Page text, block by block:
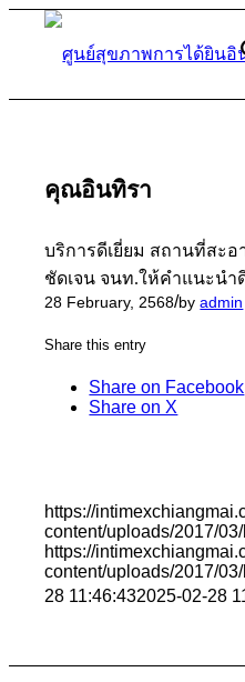
คุณอินทิรา
บริการดีเยี่ยม สถานที่สะอ
ชัดเจน จนท.ให้คำแนะนำ
28 February, 2568/byadmin
Share this entry
Share on Facebook
Share on X
https://
content/uploads/2017/
https://
content/uploads/2017/
28 11:46:432025-02-28